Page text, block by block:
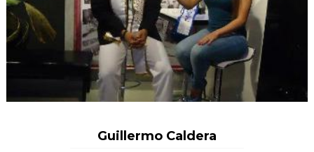
Guillermo Caldera